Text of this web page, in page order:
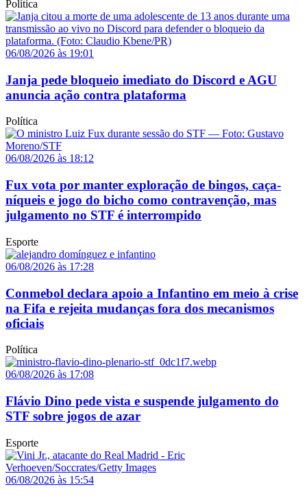
Política
06/08/2026 às 19:01
Janja pede bloqueio imediato do Discord e AGU
anuncia ação contra plataforma
Política
06/08/2026 às 18:12
Fux vota por manter exploração de bingos, caça-
níqueis e jogo do bicho como contravenção, mas
julgamento no STF é interrompido
Esporte
06/08/2026 às 17:28
Conmebol declara apoio a Infantino em meio à crise
na Fifa e rejeita mudanças fora dos mecanismos
oficiais
Política
06/08/2026 às 17:08
Flávio Dino pede vista e suspende julgamento do
STF sobre jogos de azar
Esporte
06/08/2026 às 15:54